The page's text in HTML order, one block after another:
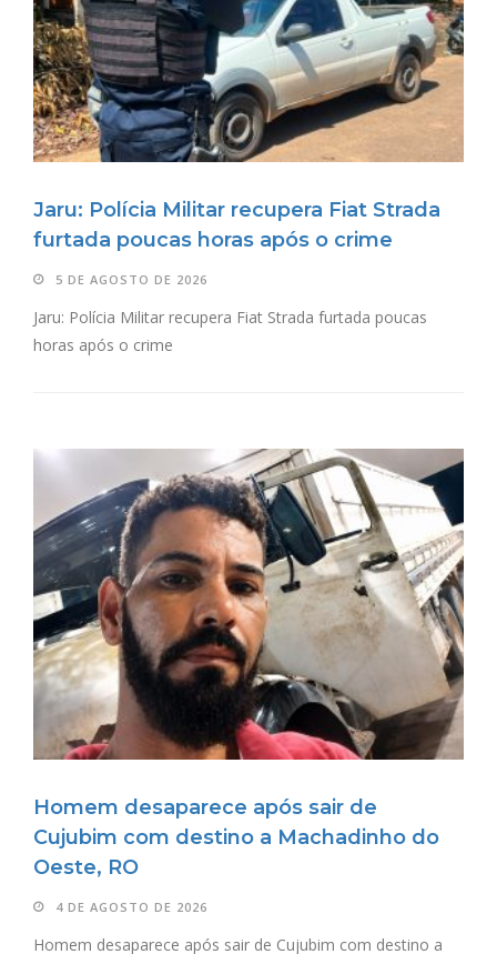
Jaru: Polícia Militar recupera Fiat Strada
furtada poucas horas após o crime
5 DE AGOSTO DE 2026
Jaru: Polícia Militar recupera Fiat Strada furtada poucas
horas após o crime
Homem desaparece após sair de
Cujubim com destino a Machadinho do
Oeste, RO
4 DE AGOSTO DE 2026
Homem desaparece após sair de Cujubim com destino a